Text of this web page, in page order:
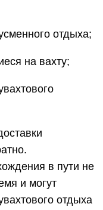
отдыха;
на вахту;
в пути не
и могут
отдыха